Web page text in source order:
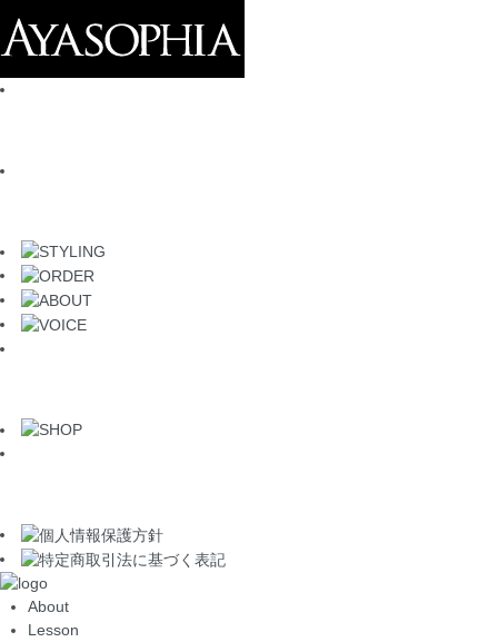
About
Lesson